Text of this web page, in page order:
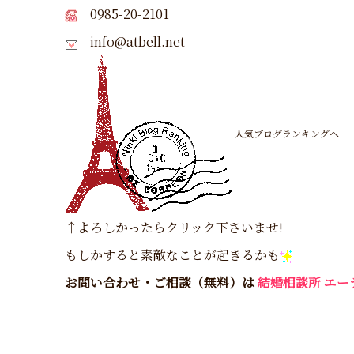
0985-20-2101
info@atbell.net
人気ブログランキングへ
↑よろしかったらクリック下さいませ!
もしかすると素敵なことが起きるかも
お問い合わせ・ご相談（無料）は結婚相談所 エー